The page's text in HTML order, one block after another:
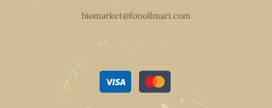
biomarket@fonollmari.com